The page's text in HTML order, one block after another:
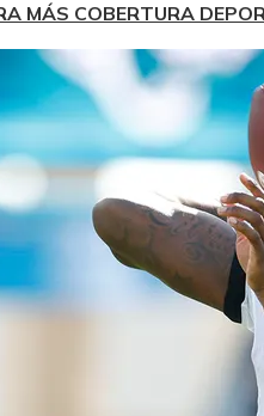
MÁS COBERTURA